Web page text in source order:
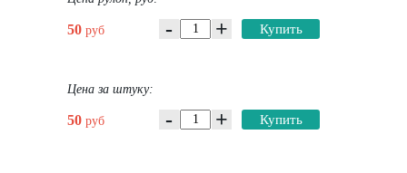
50 руб - + Купить
Цена за штуку:
50 руб - + Купить